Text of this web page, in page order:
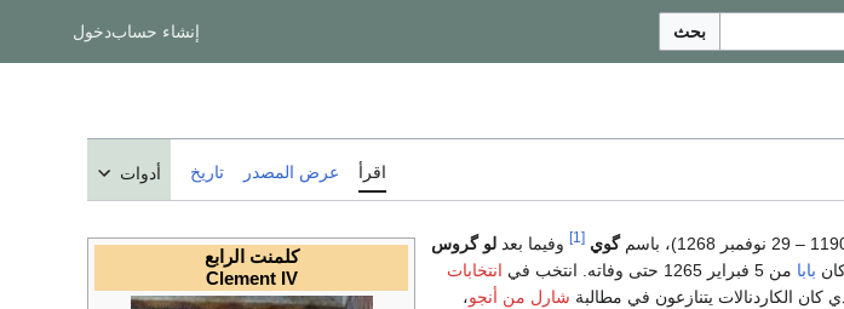
بحث إنشاء حسابدخول
اقرأ عرض المصدر تاريخ أدوات
كلمنت الرابع
Clement IV
گوي [1] وفيما بعد لو گروس
بابا من 5 فبراير 1265 حتى وفاته. انتخب في
انتخابات
الكاردنالات يتنازعون في مطالبة شارل من أنجو،